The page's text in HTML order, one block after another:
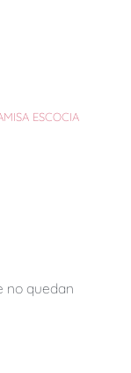
ESCOCIA
no quedan